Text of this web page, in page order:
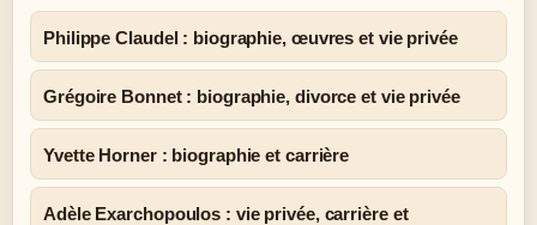
Philippe Claudel : biographie, œuvres et vie privée
Grégoire Bonnet : biographie, divorce et vie privée
Yvette Horner : biographie et carrière
Adèle Exarchopoulos : vie privée, carrière et